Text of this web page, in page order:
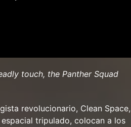
touch, the Panther Squad
revolucionario, Clean Space,
tripulado, colocan a los